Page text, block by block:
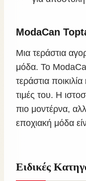
ModaCan
Μια τεράστια
μόδα. Το
τεράστια
τιμές του. Η
πιο μοντέρνα,
εποχιακή μόδα
Ειδικές